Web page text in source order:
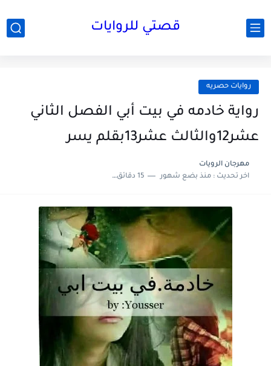
قصتي للروايات
روايات حصريه
رواية خادمه في بيت أبي الفصل الثاني
عشر12والثالث عشر13بقلم يسر
مهرجان الرويات
اخر تحديث :منذ بضع شهور 15 دقائق للقراءة